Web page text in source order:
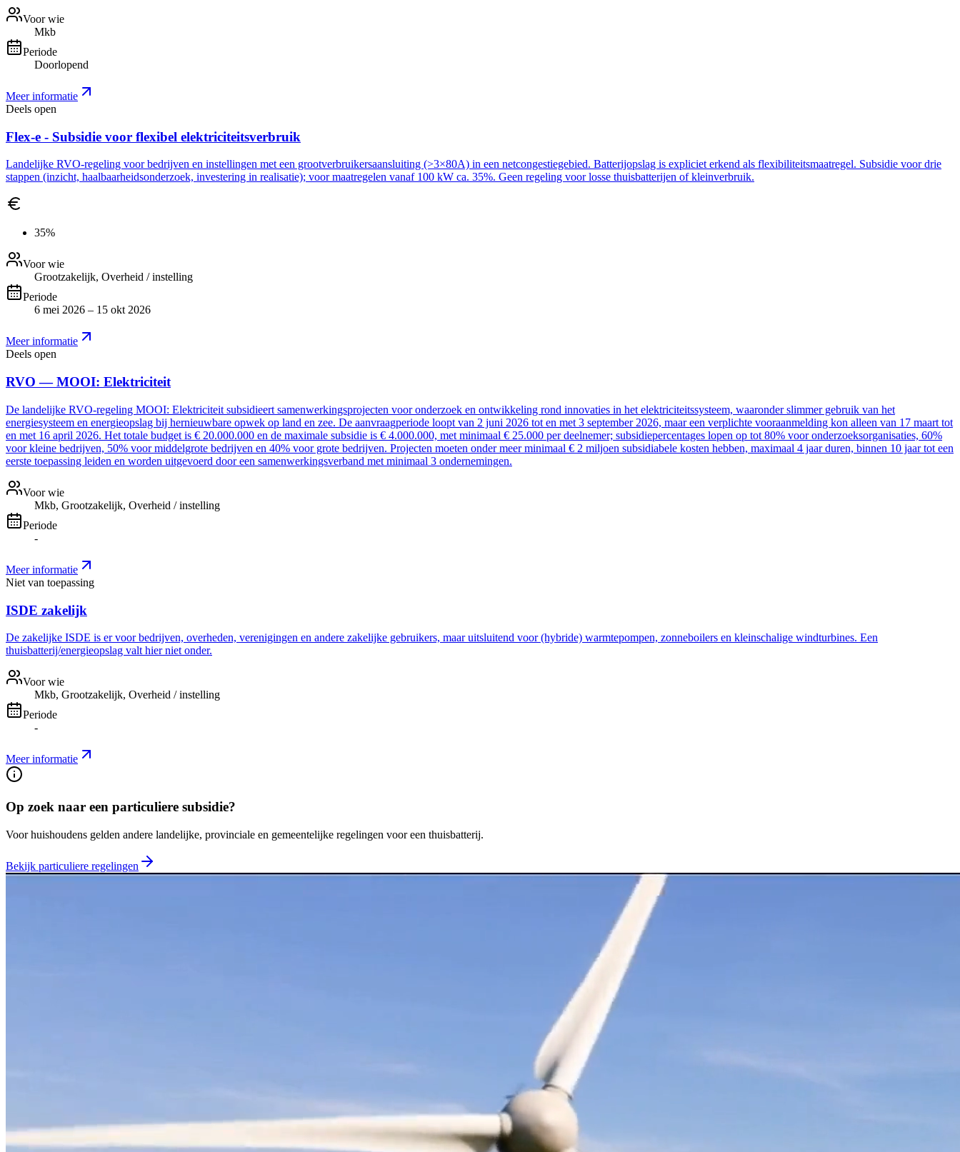
Voor wie
Mkb
Periode
Doorlopend
Meer informatie
Deels open
Flex-e - Subsidie voor flexibel elektriciteitsverbruik
Landelijke RVO-regeling voor bedrijven en instellingen met een grootverbruikersaansluiting (>3×80A) in een netcongestiegebied. Batterijopslag is expliciet erkend als flexibiliteitsmaatregel. Subsidie voor drie
stappen (inzicht, haalbaarheidsonderzoek, investering in realisatie); voor maatregelen vanaf 100 kW ca. 35%. Geen regeling voor losse thuisbatterijen of kleinverbruik.
35%
Voor wie
Grootzakelijk, Overheid / instelling
Periode
6 mei 2026 – 15 okt 2026
Meer informatie
Deels open
RVO — MOOI: Elektriciteit
De landelijke RVO-regeling MOOI: Elektriciteit subsidieert samenwerkingsprojecten voor onderzoek en ontwikkeling rond innovaties in het elektriciteitssysteem, waaronder slimmer gebruik van het
energiesysteem en energieopslag bij hernieuwbare opwek op land en zee. De aanvraagperiode loopt van 2 juni 2026 tot en met 3 september 2026, maar een verplichte vooraanmelding kon alleen van 17 maart tot
en met 16 april 2026. Het totale budget is € 20.000.000 en de maximale subsidie is € 4.000.000, met minimaal € 25.000 per deelnemer; subsidiepercentages lopen op tot 80% voor onderzoeksorganisaties, 60%
voor kleine bedrijven, 50% voor middelgrote bedrijven en 40% voor grote bedrijven. Projecten moeten onder meer minimaal € 2 miljoen subsidiabele kosten hebben, maximaal 4 jaar duren, binnen 10 jaar tot een
eerste toepassing leiden en worden uitgevoerd door een samenwerkingsverband met minimaal 3 ondernemingen.
Voor wie
Mkb, Grootzakelijk, Overheid / instelling
Periode
-
Meer informatie
Niet van toepassing
ISDE zakelijk
De zakelijke ISDE is er voor bedrijven, overheden, verenigingen en andere zakelijke gebruikers, maar uitsluitend voor (hybride) warmtepompen, zonneboilers en kleinschalige windturbines. Een
thuisbatterij/energieopslag valt hier niet onder.
Voor wie
Mkb, Grootzakelijk, Overheid / instelling
Periode
-
Meer informatie
Op zoek naar een particuliere subsidie?
Voor huishoudens gelden andere landelijke, provinciale en gemeentelijke regelingen voor een thuisbatterij.
Bekijk particuliere regelingen